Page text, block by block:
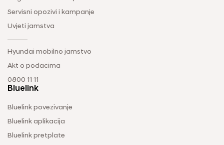
Servisni opozivi i kampanje
Uvjeti jamstva
Hyundai mobilno jamstvo
Akt o podacima
0800 11 11
Bluelink
Bluelink povezivanje
Bluelink aplikacija
Bluelink pretplate